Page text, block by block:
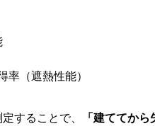
率（遮熱性能）
することで、 「建ててか